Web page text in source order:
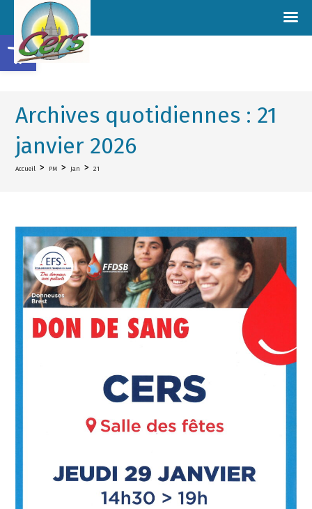
Archives quotidiennes : 21
janvier 2026
Accueil > PM > Jan > 21
Ouvrir la barre d’outils